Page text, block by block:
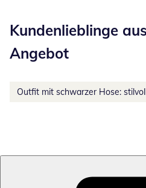
Kundenlieblinge
Angebot
Outfit mit schwarzer Hose: